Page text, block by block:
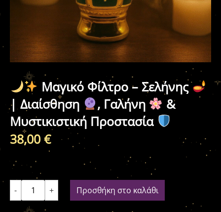
Μαγικό Φίλτρο – Σελήνης
| Διαίσθηση
, Γαλήνη
&
Μυστικιστική Προστασία
38,00 €
- + Προσθήκη στο καλάθι